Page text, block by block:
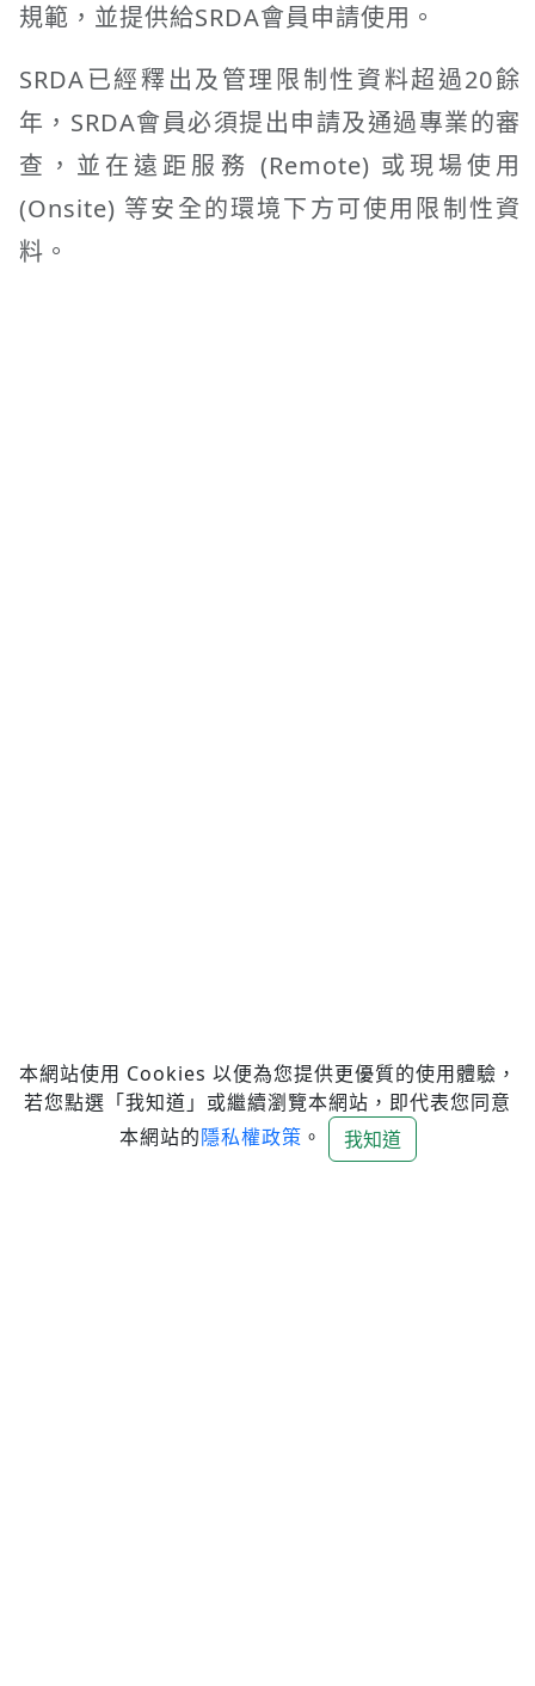
規範，並提供給SRDA會員申請使用。
SRDA已經釋出及管理限制性資料超過20餘
年，SRDA會員必須提出申請及通過專業的審
查，並在遠距服務 (Remote) 或現場使用
(Onsite) 等安全的環境下方可使用限制性資
料。
本網站使用 Cookies 以便為您提供更優質的使用體驗，
若您點選「我知道」或繼續瀏覽本網站，即代表您同意
本網站的隱私權政策 。 我知道